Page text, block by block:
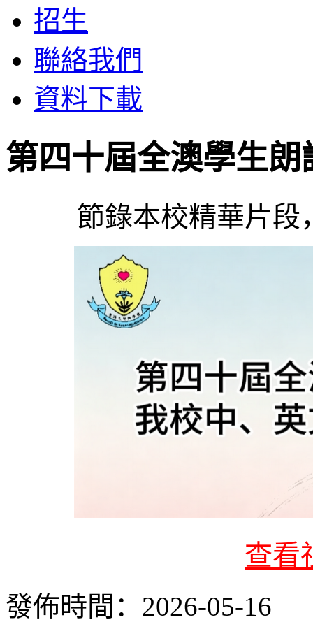
招生
聯絡我們
資料下載
第四十屆全澳學生朗
節錄本校精華片段
查看
發佈時間：2026-05-16